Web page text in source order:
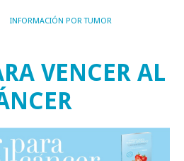
INFORMACIÓN POR TUMOR
VENCER AL